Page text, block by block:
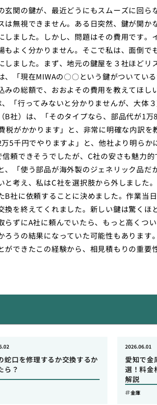
玄関の鍵が、最近どうにもスムーズに回ら
は無視できません。ある日突然、鍵が開か
しました。しかし、問題はその費用です。
もよく分かりません。そこで私は、面倒
しました。まず、地元の鍵屋を３社ほどリ
、「現在MIWAの〇〇という鍵がついてい
みの総額で、おおよその費用を教えてほし
「行ってみないと分かりませんが、大体
B社）は、「そのタイプなら、部品代が1
税がかかります」と、非常に明確な内訳を
万5千円でやりますよ」と、他社より明ら
頼できそうでしたが、C社の安さも魅力
、「使う部品が海外製のジェネリック品だ
と考え、私はC社を選択肢から外しました
B社に依頼することに決めました。作業当
換を終えてくれました。新しい鍵は驚くほ
らずにA社に頼んでいたら、もっと高くつ
ろうの結果になっていた可能性もあります
ができたこの経験から、相見積もりの重要
蛇口を修理するか交換するか
ら？
愛知で金
選！料金
解説
2026.06.01
金庫